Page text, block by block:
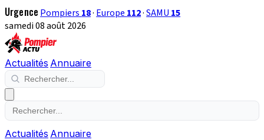
Urgence Pompiers 18· Europe 112·SAMU 15
samedi 08 août 2026
Actualités Annuaire
Actualités Annuaire